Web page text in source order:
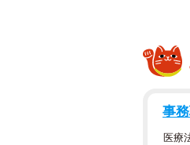
ツー
事
医療